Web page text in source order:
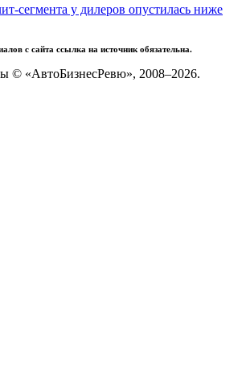
сегмента у дилеров опустилась ниже
с сайта ссылка на источник обязательна.
© «АвтоБизнесРевю», 2008–2026.